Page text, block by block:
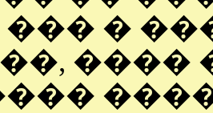
�
����